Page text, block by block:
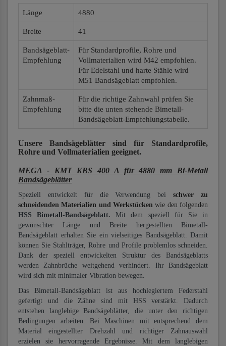
Länge 4880
Breite 41
Bandsägeblatt-
Empfehlung
Für Standardprofile, Rohre und
Vollmaterialien wird M42 empfohlen.
Für Edelstahl und harte Stähle wird
M51 Bandsägeblatt empfohlen.
Zahnmaß-
Empfehlung
Für die richtige Zahnwahl prüfen Sie
bitte die unten stehende Bimetall-
Bandsägeblatt-Empfehlungstabelle.
Unsere Bandsägeblätter sind für Standardprofile,
Rohre und Vollmaterialien geeignet.
MEGA - KMT KBS 400 A für 4880 mm Bi-Metall
Bandsägeblätter
Speziell entwickelt für die Verwendung beischwer zu
schneidenden Materialien und Werkstücken wie den folgenden
HSS Bimetall-Bandsägeblatt. Mit dem speziell für Sie in
gewünschter Länge und Breite hergestellten Bimetall-
Bandsägeblatt erhalten Sie ein vielseitiges Bandsägeblatt. Damit
können Sie Stahlträger, Rohre und Profile problemlos schneiden.
Dank der speziell entwickelten Struktur des Bandsägeblatts
werden Zahnbrüche weitgehend verhindert. Ihr Bandsägeblatt
wird sich mit minimaler Vibration bewegen.
Das Bimetall-Bandsägeblatt ist aus hochlegiertem Federstahl
gefertigt und die Zähne sind mit HSS verstärkt. Dadurch
entstehen langlebige Bandsägeblätter, die unter den richtigen
Bedingungen arbeiten. Bei Maschinen mit entsprechend dem
Material eingestellter Drehzahl und richtiger Zahnauswahl
erzielen sie hervorragende Ergebnisse. Mit dem langlebigen